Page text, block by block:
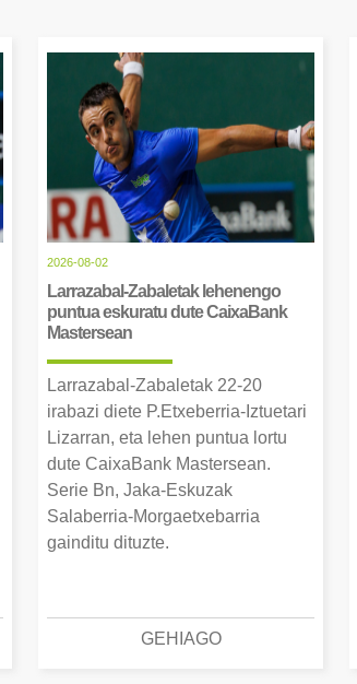
2026-08-02
Larrazabal-Zabaletak lehenengo
puntua eskuratu dute CaixaBank
Mastersean
Larrazabal-Zabaletak 22-20
irabazi diete P.Etxeberria-Iztuetari
Lizarran, eta lehen puntua lortu
dute CaixaBank Mastersean.
Serie Bn, Jaka-Eskuzak
Salaberria-Morgaetxebarria
gainditu dituzte.
GEHIAGO